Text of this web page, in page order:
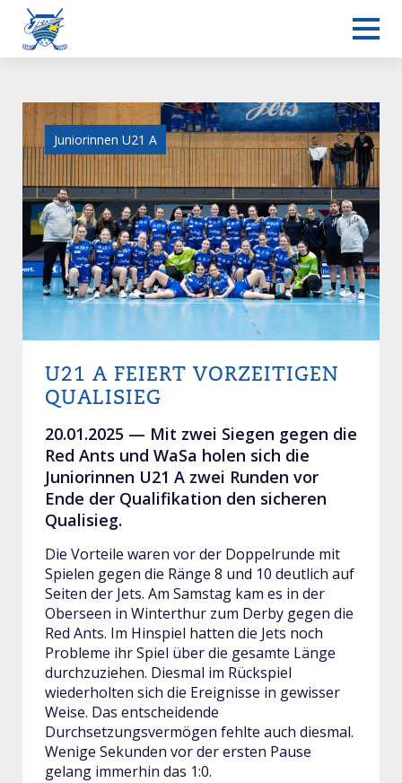
Juniorinnen U21 A
U21 A FEIERT VORZEITIGEN
QUALISIEG
20.01.2025 — Mit zwei Siegen gegen die
Red Ants und WaSa holen sich die
Juniorinnen U21 A zwei Runden vor
Ende der Qualifikation den sicheren
Qualisieg.
Die Vorteile waren vor der Doppelrunde mit
Spielen gegen die Ränge 8 und 10 deutlich auf
Seiten der Jets. Am Samstag kam es in der
Oberseen in Winterthur zum Derby gegen die
Red Ants. Im Hinspiel hatten die Jets noch
Probleme ihr Spiel über die gesamte Länge
durchzuziehen. Diesmal im Rückspiel
wiederholten sich die Ereignisse in gewisser
Weise. Das entscheidende
Durchsetzungsvermögen fehlte auch diesmal.
Wenige Sekunden vor der ersten Pause
gelang immerhin das 1:0.